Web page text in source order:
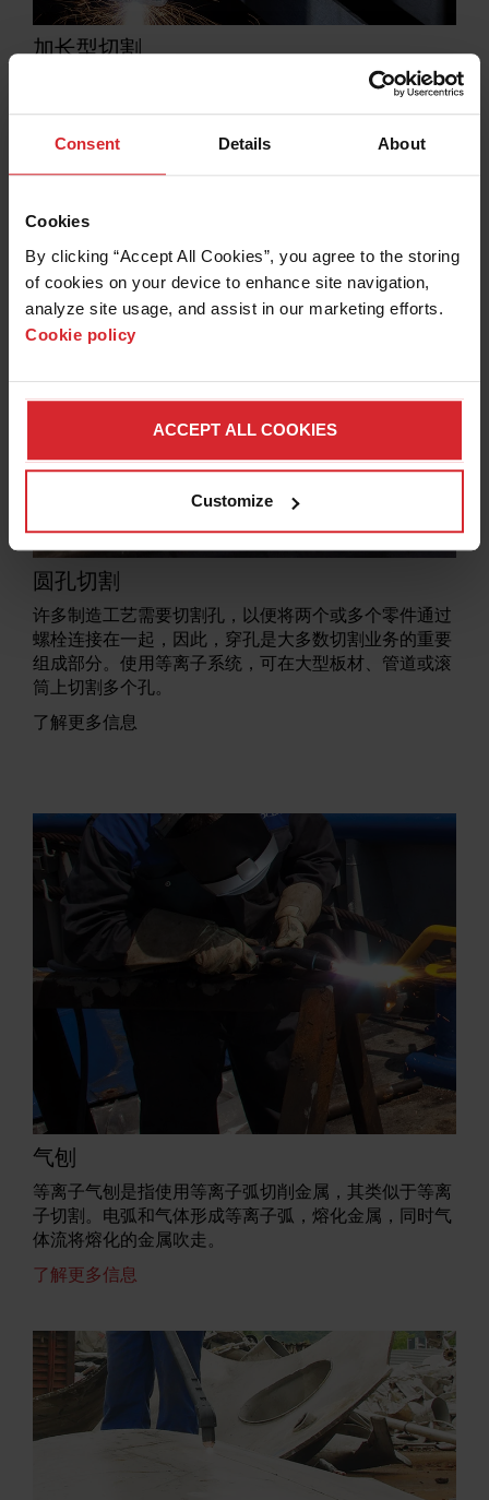
Consent Details About
Cookies
By clicking “Accept All Cookies”, you agree to the storing
of cookies on your device to enhance site navigation,
analyze site usage, and assist in our marketing efforts.
Cookie policy
ACCEPT ALL COOKIES
Customize
加长型切割
加长型易损件专为搭配 Powermax
够扩大作业范围。
圆孔切割
许多制造工艺需要切割孔，以便将两个或多个零件通过
螺栓连接在一起，因此，穿孔是大多数切割业务的重要
组成部分。使用等离子系统，可在大型板材、管道或滚
筒上切割多个孔。
了解更多信息
气刨
等离子气刨是指使用等离子弧切削金属，其类似于等离
子切割。电弧和气体形成等离子弧，熔化金属，同时气
体流将熔化的金属吹走。
了解更多信息